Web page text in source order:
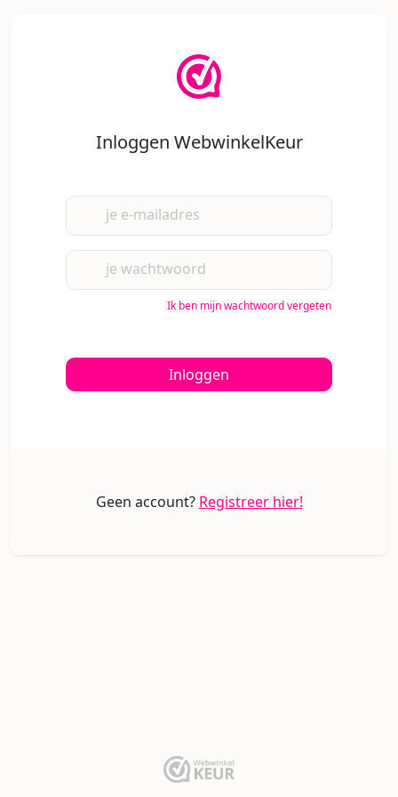
Inloggen WebwinkelKeur
je e-mailadres
je wachtwoord
Ik ben mijn wachtwoord vergeten
Inloggen
Geen account? Registreer hier!